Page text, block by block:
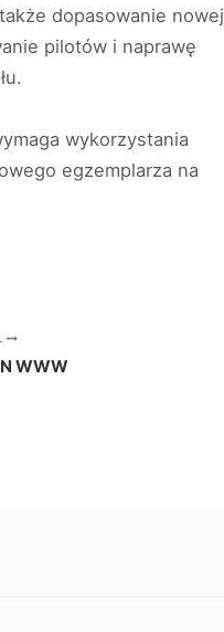
dopasowanie nowej
pilotów i naprawę
wykorzystania
egzemplarza na
WWW